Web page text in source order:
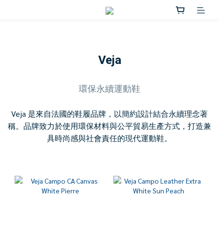
Veja
環保永續運動鞋
Veja 是來自法國的鞋履品牌，以簡約設計結合永續理念著
稱。品牌致力於使用環保材料與公平貿易生產方式，打造兼
具時尚感與社會責任的現代運動鞋。